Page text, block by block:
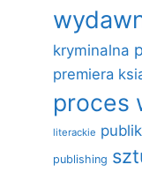
kryminalna
premiera
proces
literackie
publishing